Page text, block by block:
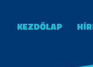
KEZDŐLAP